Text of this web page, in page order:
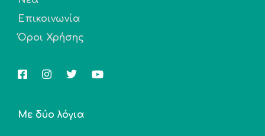
Επικοινωνία
Όροι Χρήσης
Με δύο λόγια